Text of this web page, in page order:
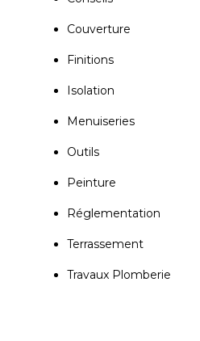
Couverture
Finitions
Isolation
Menuiseries
Outils
Peinture
Réglementation
Terrassement
Travaux Plomberie